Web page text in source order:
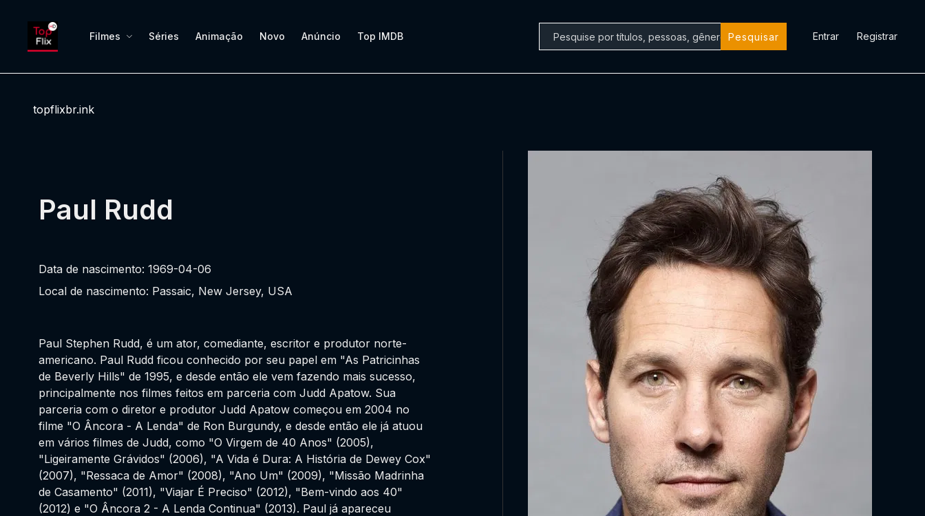
Filmes Séries Animação Novo Anúncio Top IMDB Pesquisar Entrar Registrar
topflixbr.ink
Paul Rudd
Data de nascimento: 1969-04-06
Local de nascimento: Passaic, New Jersey, USA
Paul Stephen Rudd, é um ator, comediante, escritor e produtor norte-
americano. Paul Rudd ficou conhecido por seu papel em "As Patricinhas
de Beverly Hills" de 1995, e desde então ele vem fazendo mais sucesso,
principalmente nos filmes feitos em parceria com Judd Apatow. Sua
parceria com o diretor e produtor Judd Apatow começou em 2004 no
filme "O Âncora - A Lenda" de Ron Burgundy, e desde então ele já atuou
em vários filmes de Judd, como "O Virgem de 40 Anos" (2005),
"Ligeiramente Grávidos" (2006), "A Vida é Dura: A História de Dewey Cox"
(2007), "Ressaca de Amor" (2008), "Ano Um" (2009), "Missão Madrinha
de Casamento" (2011), "Viajar É Preciso" (2012), "Bem-vindo aos 40"
(2012) e "O Âncora 2 - A Lenda Continua" (2013). Paul já apareceu